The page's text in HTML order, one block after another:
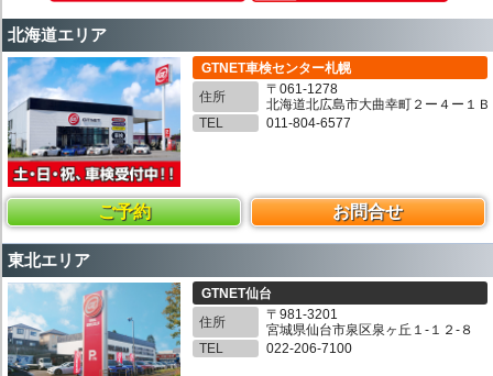
北海道エリア
GTNET車検センター札幌
住所
〒061-1278
北海道北広島市大曲幸町２ー４ー１Ｂ
TEL
011-804-6577
ご予約 お問合せ
東北エリア
GTNET仙台
住所
〒981-3201
宮城県仙台市泉区泉ヶ丘１-１２-８
TEL
022-206-7100